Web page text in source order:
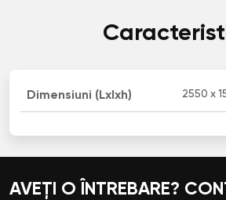
Dimensiuni (Lxlxh) 2550 x
AVEȚI O ÎNTREBARE?